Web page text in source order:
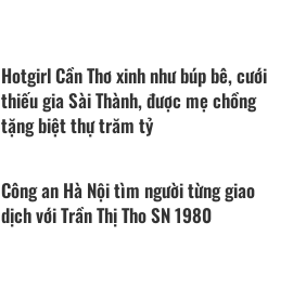
Hotgirl Cần Thơ xinh như búp bê, cưới
thiếu gia Sài Thành, được mẹ chồng
tặng biệt thự trăm tỷ
Công an Hà Nội tìm người từng giao
dịch với Trần Thị Tho SN 1980